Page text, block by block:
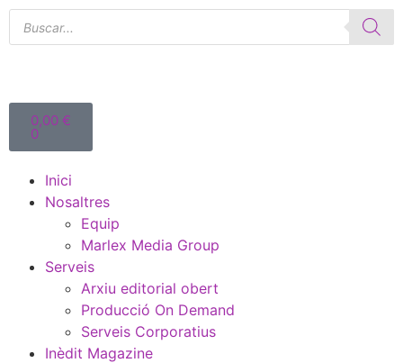
0,00 €
0
Inici
Nosaltres
Equip
Marlex Media Group
Serveis
Arxiu editorial obert
Producció On Demand
Serveis Corporatius
Inèdit Magazine